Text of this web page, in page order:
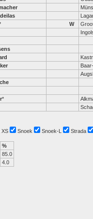
W
*
XS Snoek Snoek-L Strada
%
85.0
4.0